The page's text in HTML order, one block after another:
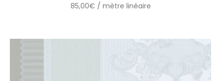
85,00€ / mètre linéaire